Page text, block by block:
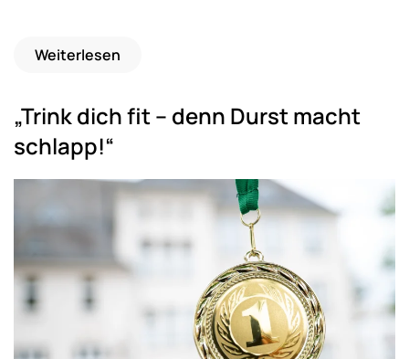
Weiterlesen
„Trink dich fit – denn Durst macht
schlapp!“